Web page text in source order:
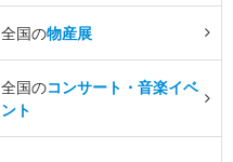
全国の物産展
全国のコンサート・音楽イベ
ント